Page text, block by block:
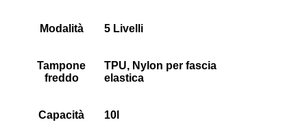
Modalità 5 Livelli
Tampone
freddo
TPU, Nylon per fascia
elastica
Capacità 10l